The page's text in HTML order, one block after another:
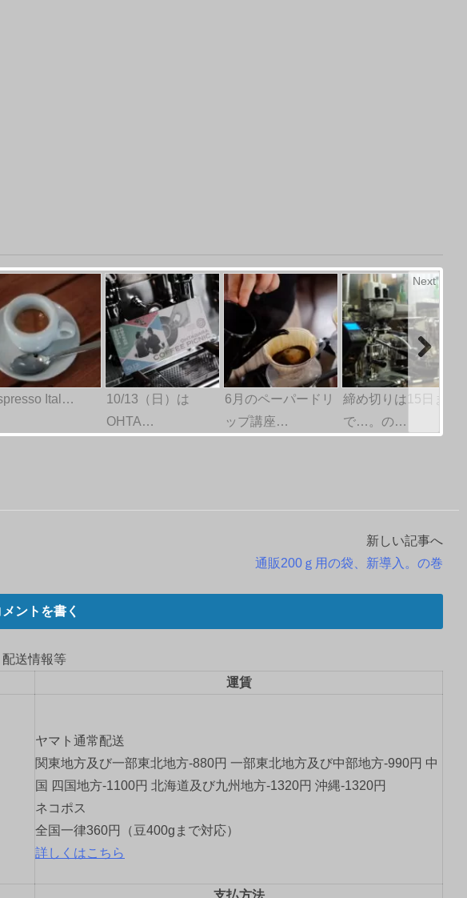
Ital…
10/13（日）は
OHTA…
6月のペーパードリ
ップ講座…
締め切りは15日ま
で…。の…
Next
新しい記事へ
通販200ｇ用の袋、新導入。の巻
メントを書く
配送情報等
運賃
ヤマト通常配送
関東地方及び一部東北地方-880円 一部東北地方及び中部地方-990円 中
国 四国地方-1100円 北海道及び九州地方-1320円 沖縄-1320円
ネコポス
全国一律360円（豆400gまで対応）
詳しくはこちら
支払方法